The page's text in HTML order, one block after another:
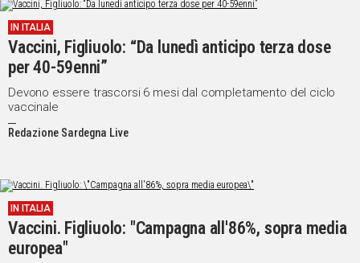
IN ITALIA
Vaccini, Figliuolo: “Da lunedì anticipo terza dose
per 40-59enni”
Devono essere trascorsi 6 mesi dal completamento del ciclo
vaccinale
Redazione Sardegna Live
IN ITALIA
Vaccini. Figliuolo: "Campagna all'86%, sopra media
europea"